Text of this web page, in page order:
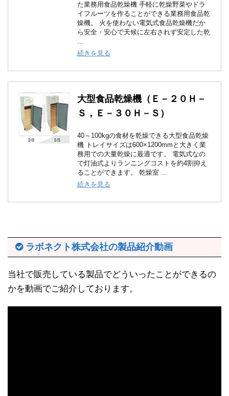
た業務用食品乾燥機 手軽に乾燥野菜やドラ
イフルーツを作ることができる業務用食品乾
燥機。 火を使わない電気式食品乾燥機だか
ら安全・安心で天候に左右されず安定した乾
...
続きを見る
大型食品乾燥機（Ｅ－２０Ｈ－
Ｓ，Ｅ－３０Ｈ－Ｓ）
40～100kgの食材を乾燥できる大型食品乾燥
機 トレイサイズは600×1200mmと大きく業
務用での大量乾燥に最適です。 電気式なの
で灯油式よりランニングコストを約4割抑え
ることができます。 乾燥室 ...
続きを見る
ラボネクト株式会社の製品紹介動画
当社で販売している製品でどういったことができるの
かを動画でご紹介しております。